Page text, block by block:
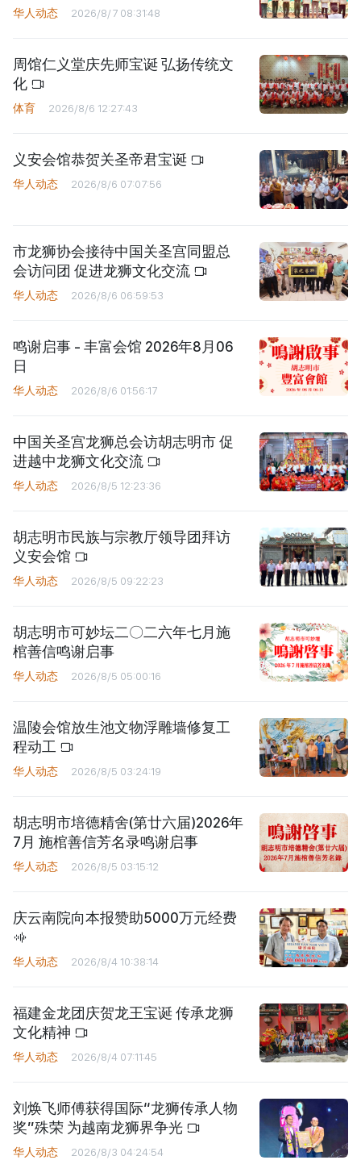
华人动态 2026/8/7 08:31:48
周馆仁义堂庆先师宝诞 弘扬传统文
化
体育 2026/8/6 12:27:43
义安会馆恭贺关圣帝君宝诞
华人动态 2026/8/6 07:07:56
市龙狮协会接待中国关圣宫同盟总
会访问团 促进龙狮文化交流
华人动态 2026/8/6 06:59:53
鸣谢启事 - 丰富会馆 2026年8月06
日
华人动态 2026/8/6 01:56:17
中国关圣宫龙狮总会访胡志明市 促
进越中龙狮文化交流
华人动态 2026/8/5 12:23:36
胡志明市民族与宗教厅领导团拜访
义安会馆
华人动态 2026/8/5 09:22:23
胡志明市可妙坛二〇二六年七月施
棺善信鸣谢启事
华人动态 2026/8/5 05:00:16
温陵会馆放生池文物浮雕墙修复工
程动工
华人动态 2026/8/5 03:24:19
胡志明市培德精舍(第廿六届)2026年
7月 施棺善信芳名录鸣谢启事
华人动态 2026/8/5 03:15:12
庆云南院向本报赞助5000万元经费
华人动态 2026/8/4 10:38:14
福建金龙团庆贺龙王宝诞 传承龙狮
文化精神
华人动态 2026/8/4 07:11:45
刘焕飞师傅获得国际“龙狮传承人物
奖”殊荣 为越南龙狮界争光
华人动态 2026/8/3 04:24:54